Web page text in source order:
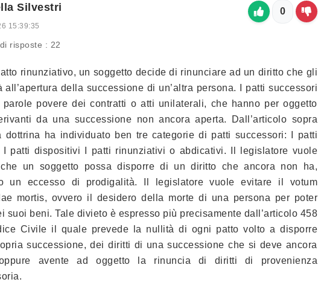
Silvestri
15:39:35
risposte : 22
0
rinunziativo, un soggetto decide di rinunciare ad un diritto che gli
all’apertura della successione di un’altra persona. I patti successori
povere dei contratti o atti unilaterali, che hanno per oggetto
da una successione non ancora aperta. Dall’articolo sopra
dottrina ha individuato ben tre categorie di patti successori: I patti
I patti dispositivi I patti rinunziativi o abdicativi. Il legislatore vuole
un soggetto possa disporre di un diritto che ancora non ha,
un eccesso di prodigalità. Il legislatore vuole evitare il votum
mortis, ovvero il desidero della morte di una persona per poter
suoi beni. Tale divieto è espresso più precisamente dall’articolo 458
Civile il quale prevede la nullità di ogni patto volto a disporre
successione, dei diritti di una successione che si deve ancora
avente ad oggetto la rinuncia di diritti di provenienza